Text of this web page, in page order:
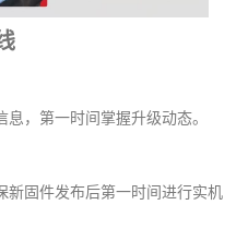
，第一时间掌握升级动态。
新固件发布后第一时间进行实机